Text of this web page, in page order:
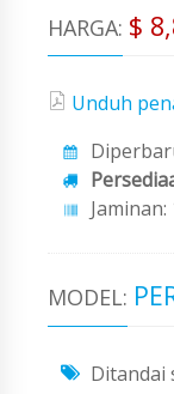
HARGA: $
Unduh
Jaminan:
MODEL:
Ditandai